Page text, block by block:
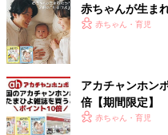
は、性をタブー視している
もと一緒に学んでいけばいい
普段子どもと性の話をしてい
慰行為をしているシーンを実
っているの！」などと怒って
に重要なのは、どうフォロー
ものではない」と伝えられる
赤ちゃんが生ま
赤ちゃん・育児
アカチャンホン
倍【期間限定】
赤ちゃん・育児